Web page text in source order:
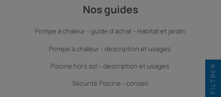
Optimisation de l'entretien pour des résultats
Augmentez la longévité de votre piscine en adoptant des
chimiques de qualité. Par exemple, Senet offre une gamme de
produits qui peuvent aider à maintenir votre piscine en
excellent état tout au long de l'année. En intégrant des produits
les équipements de votre piscine contre les dépôts
Nos guides
Pompe à chaleur - guide d'achat - Habitat et jardin
Pompe à chaleur - description et usages
Piscine hors sol - description et usages
Sécurité Piscine - conseil
FILTRER